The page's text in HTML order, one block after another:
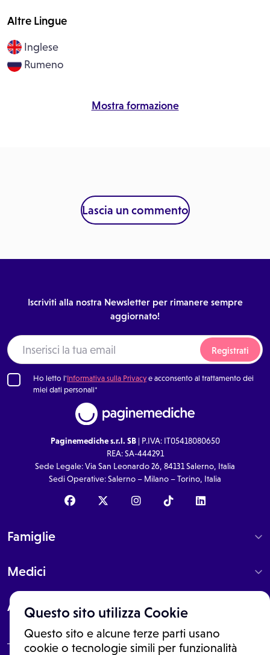
Questo sito utilizza Cookie
Questo sito e alcune terze parti usano
cookie o tecnologie simili per funzionalità
Altre Lingue
Inglese
Rumeno
Mostra formazione
Lascia un commento
Iscriviti alla nostra Newsletter per rimanere sempre
aggiornato!
Registrati
Ho letto l'Informativa sulla Privacye acconsento al trattamento dei
miei dati personali*
Paginemediche s.r.l. SB| P.IVA: IT05418080650
REA: SA-444291
Sede Legale: Via San Leonardo 26, 84131 Salerno, Italia
Sedi Operative: Salerno – Milano – Torino, Italia
Famiglie
Medici
About